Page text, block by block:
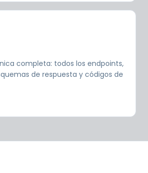
completa: todos los endpoints,
de respuesta y códigos de